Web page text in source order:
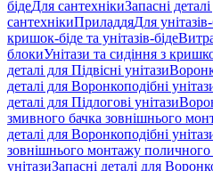
бідеДля сантехнікиЗапасні
сантехнікиПриладдяДля
кришок-біде та унітазів-біде
блокиУнітази та сидіння з
деталі для Підвісні унітази
деталі для Воронкоподібні
деталі для Підлогові унітази
змивного бачка зовнішнього
деталі для Воронкоподібні
зовнішнього монтажу
унітазиЗапасні деталі для